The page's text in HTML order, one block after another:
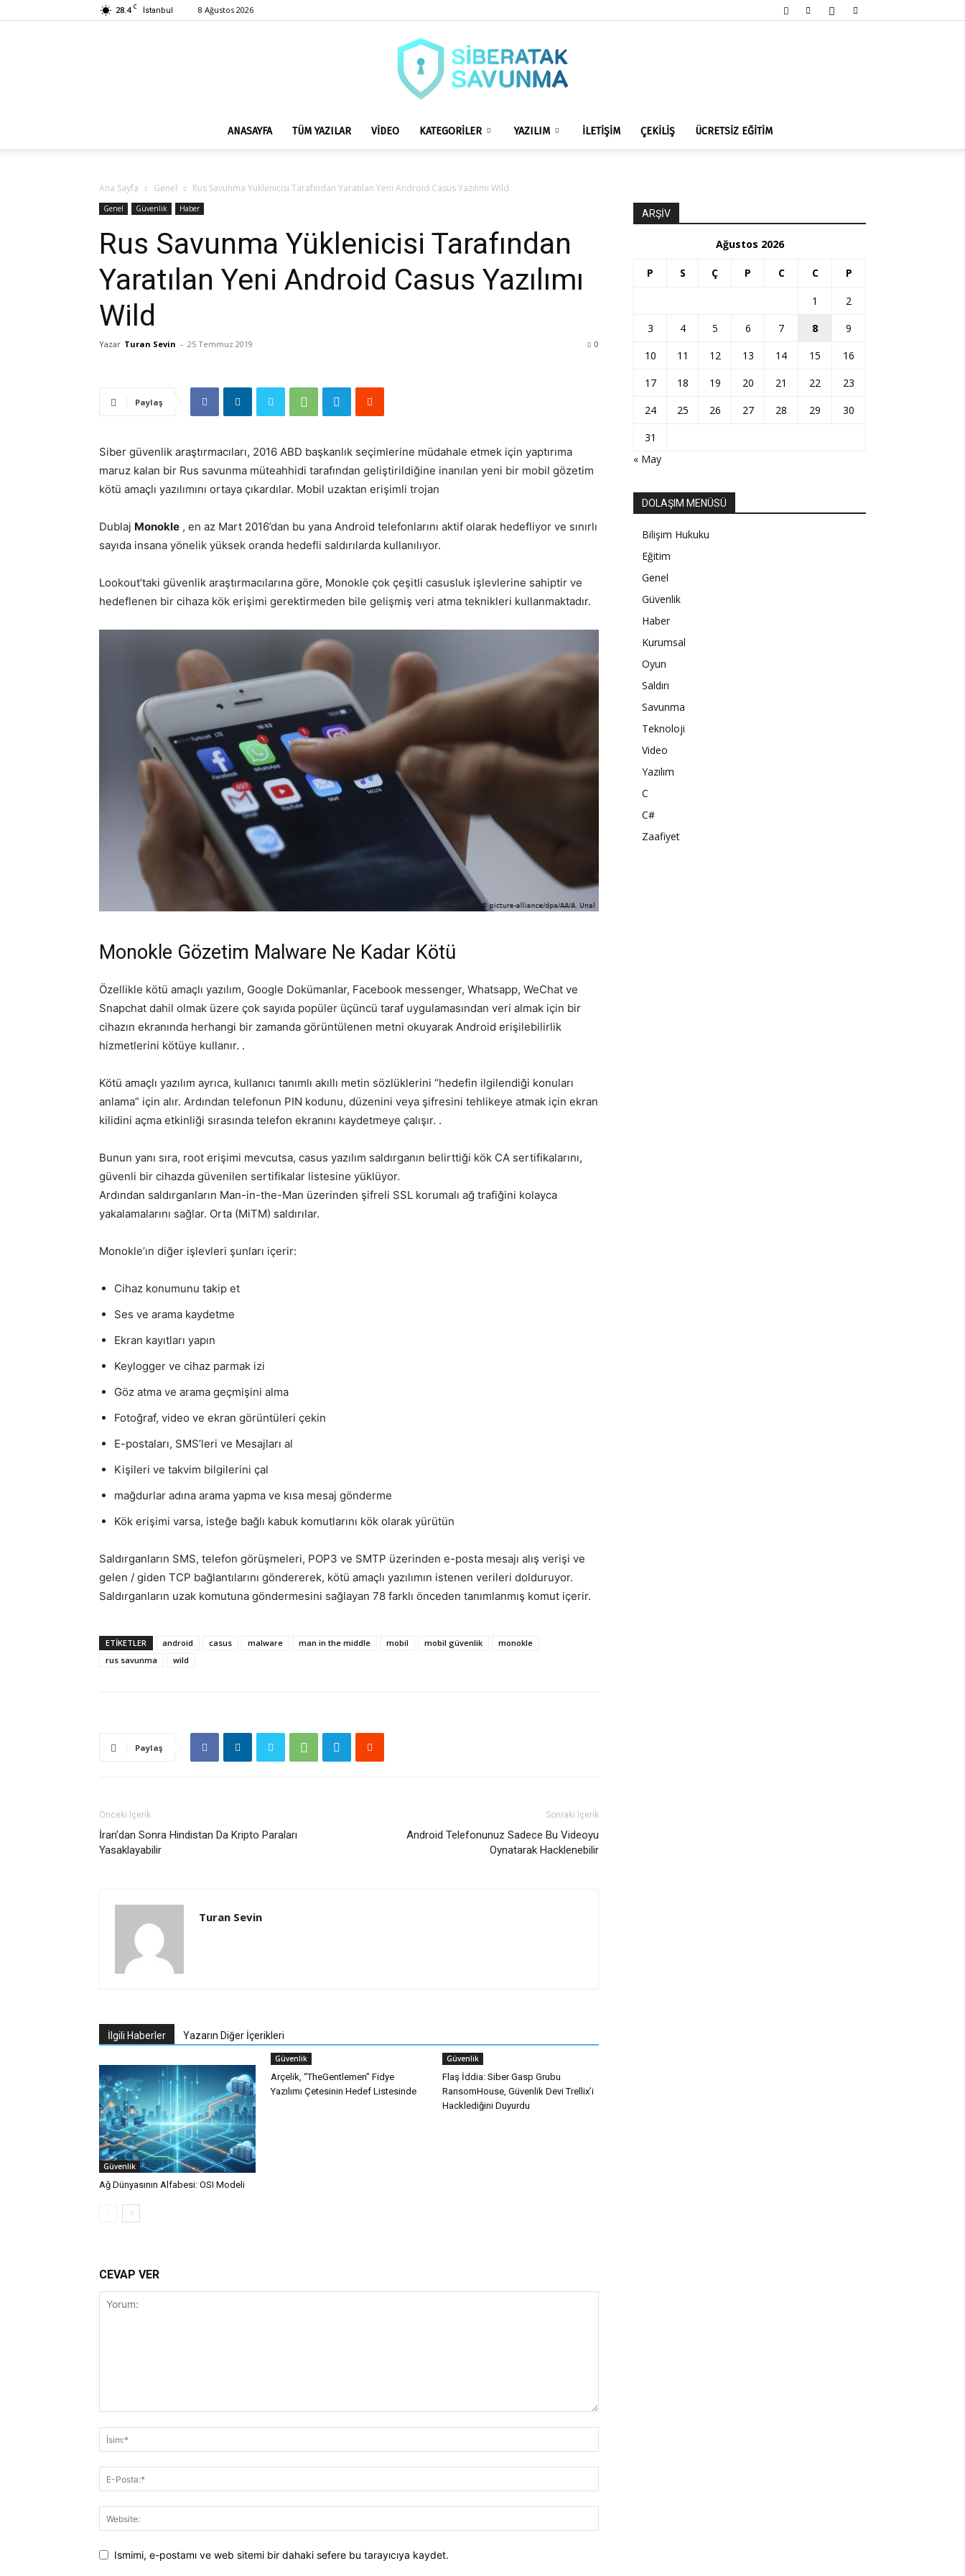
28.4 C İstanbul 8 Ağustos 2026
ANASAYFA TÜM YAZILAR VİDEO KATEGORİLER YAZILIM İLETİŞİM ÇEKİLİŞ ÜCRETSİZ EĞİTİM
Ana Sayfa Genel Rus Savunma Yüklenicisi Tarafından Yaratılan Yeni Android Casus Yazılımı Wild
Genel Güvenlik Haber
Rus Savunma Yüklenicisi Tarafından
Yaratılan Yeni Android Casus Yazılımı
Wild
Yazar Turan Sevin - 25 Temmuz 2019 0
Paylaş
Siber güvenlik araştırmacıları, 2016 ABD başkanlık seçimlerine müdahale etmek için yaptırıma
maruz kalan bir Rus savunma müteahhidi tarafından geliştirildiğine inanılan yeni bir mobil gözetim
kötü amaçlı yazılımını ortaya çıkardılar. Mobil uzaktan erişimli trojan
Dublaj Monokle , en az Mart 2016’dan bu yana Android telefonlarını aktif olarak hedefliyor ve sınırlı
sayıda insana yönelik yüksek oranda hedefli saldırılarda kullanılıyor.
Lookout’taki güvenlik araştırmacılarına göre, Monokle çok çeşitli casusluk işlevlerine sahiptir ve
hedeflenen bir cihaza kök erişimi gerektirmeden bile gelişmiş veri atma teknikleri kullanmaktadır.
Monokle Gözetim Malware Ne Kadar Kötü
Özellikle kötü amaçlı yazılım, Google Dokümanlar, Facebook messenger, Whatsapp, WeChat ve
Snapchat dahil olmak üzere çok sayıda popüler üçüncü taraf uygulamasından veri almak için bir
cihazın ekranında herhangi bir zamanda görüntülenen metni okuyarak Android erişilebilirlik
hizmetlerini kötüye kullanır. .
Kötü amaçlı yazılım ayrıca, kullanıcı tanımlı akıllı metin sözlüklerini “hedefin ilgilendiği konuları
anlama” için alır. Ardından telefonun PIN kodunu, düzenini veya şifresini tehlikeye atmak için ekran
kilidini açma etkinliği sırasında telefon ekranını kaydetmeye çalışır. .
Bunun yanı sıra, root erişimi mevcutsa, casus yazılım saldırganın belirttiği kök CA sertifikalarını,
güvenli bir cihazda güvenilen sertifikalar listesine yüklüyor.
Ardından saldırganların Man-in-the-Man üzerinden şifreli SSL korumalı ağ trafiğini kolayca
yakalamalarını sağlar. Orta (MiTM) saldırılar.
Monokle’ın diğer işlevleri şunları içerir:
Cihaz konumunu takip et
Ses ve arama kaydetme
Ekran kayıtları yapın
Keylogger ve cihaz parmak izi
Göz atma ve arama geçmişini alma
Fotoğraf, video ve ekran görüntüleri çekin
E-postaları, SMS’leri ve Mesajları al
Kişileri ve takvim bilgilerini çal
mağdurlar adına arama yapma ve kısa mesaj gönderme
Kök erişimi varsa, isteğe bağlı kabuk komutlarını kök olarak yürütün
Saldırganların SMS, telefon görüşmeleri, POP3 ve SMTP üzerinden e-posta mesajı alış verişi ve
gelen / giden TCP bağlantılarını göndererek, kötü amaçlı yazılımın istenen verileri dolduruyor.
Saldırganların uzak komutuna göndermesini sağlayan 78 farklı önceden tanımlanmış komut içerir.
ETIKETLER android casus malware man in the middle mobil mobil güvenlik
monokle
rus savunma
wild
Paylaş
Önceki İçerik
İran’dan Sonra Hindistan Da Kripto Paraları
Yasaklayabilir
Sonraki İçerik
Android Telefonunuz Sadece Bu Videoyu
Oynatarak Hacklenebilir
Turan Sevin
İlgili Haberler Yazarın Diğer İçerikleri
Güvenlik
Ağ Dünyasının Alfabesi: OSI Modeli
Güvenlik
Arçelik, “TheGentlemen” Fidye
Yazılımı Çetesinin Hedef Listesinde
Güvenlik
Flaş İddia: Siber Gasp Grubu
RansomHouse, Güvenlik Devi Trellix’i
Hacklediğini Duyurdu
CEVAP VER
Ismimi, e-postamı ve web sitemi bir dahaki sefere bu tarayıcıya kaydet.
ARŞİV
Ağustos 2026
P S Ç P C C P
1
2
3
4 5 6 7 8
9
10
11 12 13 14 15
16
17
18 19 20 21 22
23
24
25 26 27 28 29
30
31
« May
DOLAŞIM MENÜSÜ
Bilişim Hukuku
Eğitim
Genel
Güvenlik
Haber
Kurumsal
Oyun
Saldırı
Savunma
Teknoloji
Video
Yazılım
C
C#
Zaafiyet